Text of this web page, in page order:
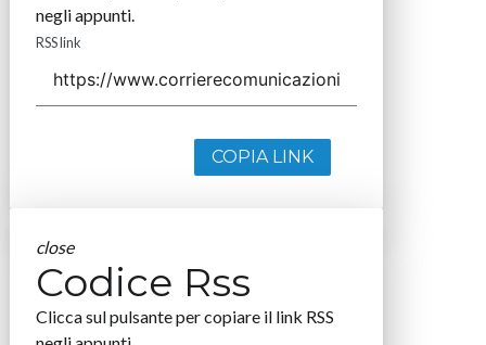
negli appunti.
RSS link
COPIA LINK
close
Codice Rss
Clicca sul pulsante per copiare il link RSS